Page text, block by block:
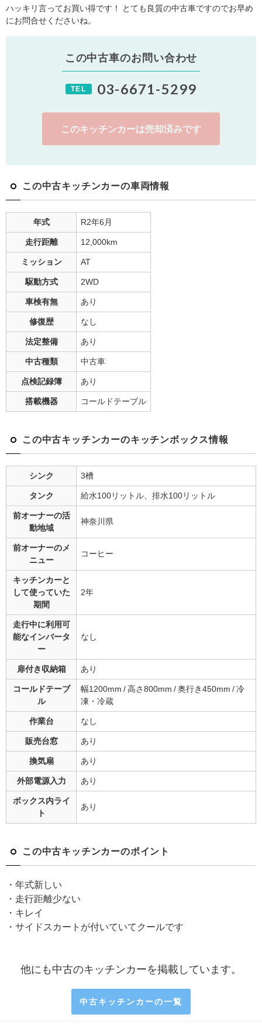
ハッキリ言ってお買い得です！ とても良質の中古車ですのでお早め
にお問合せくださいね。
この中古車のお問い合わせ
TEL 03-6671-5299
このキッチンカーは売却済みです
この中古キッチンカーの車両情報
年式 R2年6月
走行距離 12,000km
ミッション AT
駆動方式 2WD
車検有無 あり
修復歴 なし
法定整備 あり
中古種類 中古車
点検記録簿 あり
搭載機器 コールドテーブル
この中古キッチンカーのキッチンボックス情報
シンク 3槽
タンク 給水100リットル、排水100リットル
前オーナーの活
動地域
神奈川県
前オーナーのメ
ニュー
コーヒー
キッチンカーと
して使っていた
期間
2年
走行中に利用可
能なインバータ
ー
なし
扉付き収納箱 あり
コールドテーブ
ル
幅1200mm / 高さ800mm / 奥行き450mm / 冷
凍・冷蔵
作業台 なし
販売台窓 あり
換気扇 あり
外部電源入力 あり
ボックス内ライ
ト
あり
この中古キッチンカーのポイント
・年式新しい
・走行距離少ない
・キレイ
・サイドスカートが付いていてクールです
他にも中古のキッチンカーを掲載しています。
中古キッチンカーの一覧